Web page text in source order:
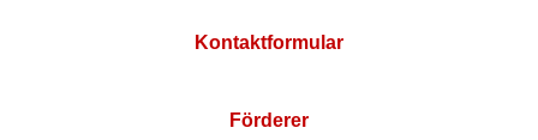
Kontaktformular
Förderer